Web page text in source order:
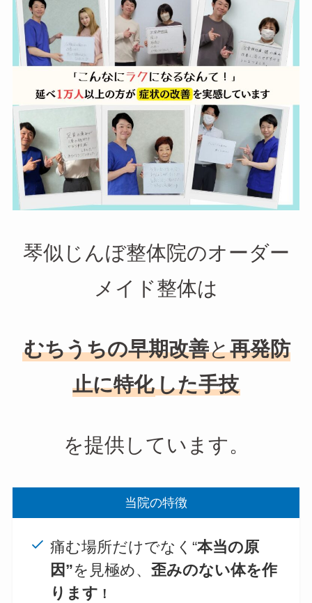
琴似じんぼ整体院のオーダー
メイド整体は
むちうちの早期改善と再発防
止に特化した手技
を提供しています。
当院の特徴
痛む場所だけでなく“本当の原
因”を見極め、 歪みのない体を作
ります ！